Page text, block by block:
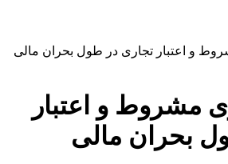
و اعتبار تجاری در طول بحران مالی
مشروط و اعتبار
بحران مالی